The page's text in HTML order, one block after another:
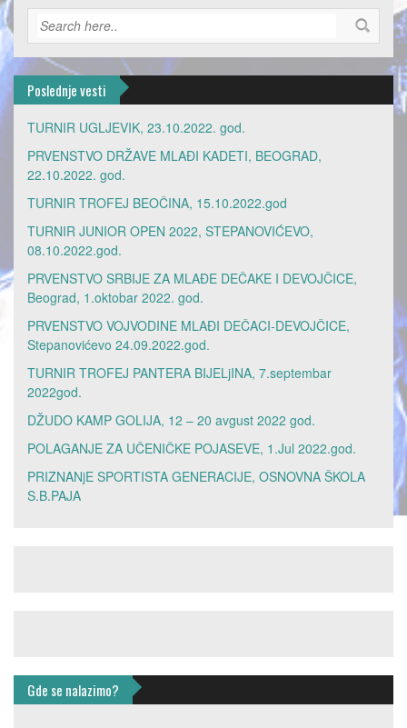
Poslednje vesti
TURNIR UGLJEVIK, 23.10.2022. god.
PRVENSTVO DRŽAVE MLAĐI KADETI, BEOGRAD,
22.10.2022. god.
TURNIR TROFEJ BEOČINA, 15.10.2022.god
TURNIR JUNIOR OPEN 2022, STEPANOVIĆEVO,
08.10.2022.god.
PRVENSTVO SRBIJE ZA MLAĐE DEČAKE I DEVOJČICE,
Beograd, 1.oktobar 2022. god.
PRVENSTVO VOJVODINE MLAĐI DEČACI-DEVOJČICE,
Stepanovićevo 24.09.2022.god.
TURNIR TROFEJ PANTERA BIJELjINA, 7.septembar
2022god.
DŽUDO KAMP GOLIJA, 12 – 20 avgust 2022 god.
POLAGANJE ZA UČENIČKE POJASEVE, 1.Jul 2022.god.
PRIZNANjE SPORTISTA GENERACIJE, OSNOVNA ŠKOLA
S.B.PAJA
Gde se nalazimo?